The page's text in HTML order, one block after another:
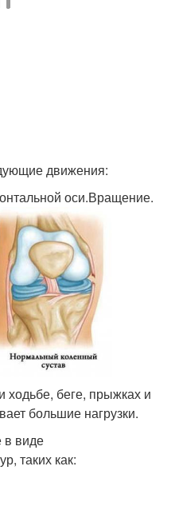
движения:
оси.Вращение.
ходьбе, беге, прыжках и
большие нагрузки.
в виде
таких как: